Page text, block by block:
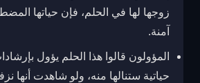
زوجها لها في الحلم، فإن حياتها
آمنة.
المؤولون قالوا هذا الحلم يؤول
حياتية ستنالها منه، ولو شاهدت أنها